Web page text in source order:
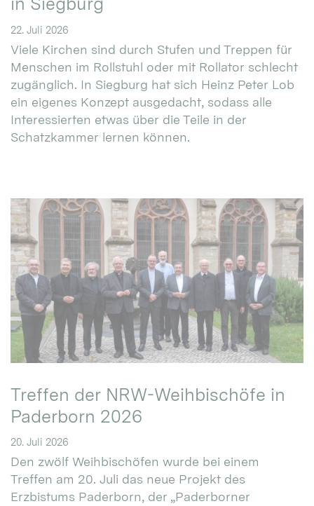
22. Juli 2026
Viele Kirchen sind durch Stufen und Treppen für
Menschen im Rollstuhl oder mit Rollator schlecht
zugänglich. In Siegburg hat sich Heinz Peter Lob
ein eigenes Konzept ausgedacht, sodass alle
Interessierten etwas über die Teile in der
Schatzkammer lernen können.
Treffen der NRW-Weihbischöfe in
Paderborn 2026
20. Juli 2026
Den zwölf Weihbischöfen wurde bei einem
Treffen am 20. Juli das neue Projekt des
Erzbistums Paderborn, der „Paderborner